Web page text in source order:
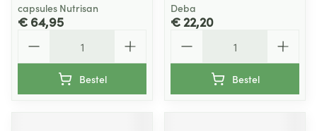
capsules Nutrisan
€ 64,95
Bestel
Deba
€ 22,20
Bestel